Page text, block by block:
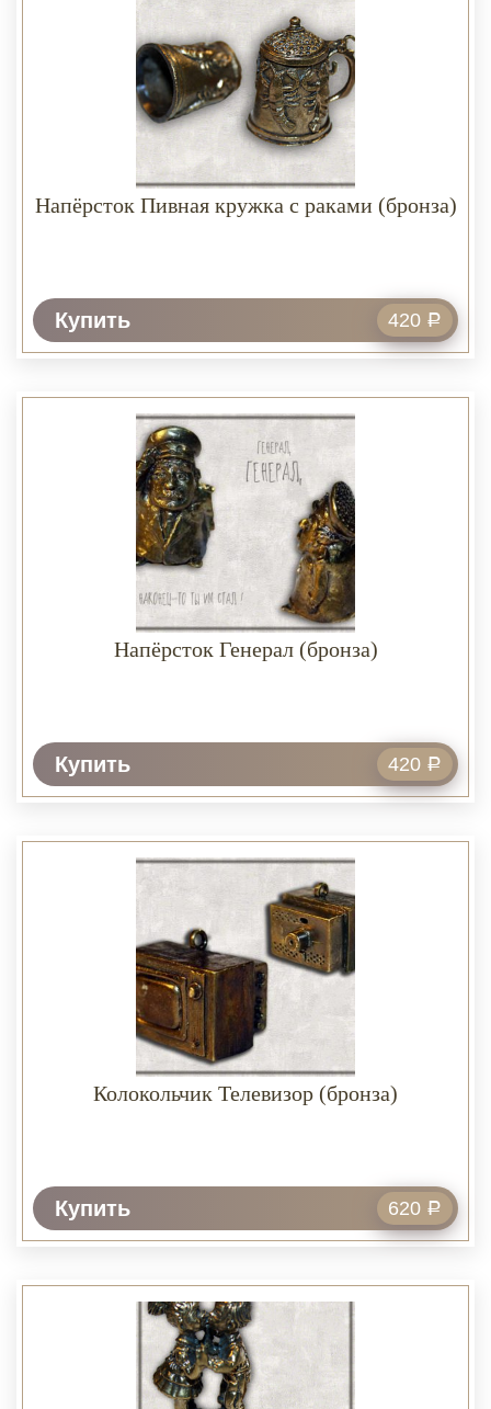
Напёрсток Пивная кружка с раками (бронза)
Купить 420 Р
Напёрсток Генерал (бронза)
Купить 420 Р
Колокольчик Телевизор (бронза)
Купить 620 Р